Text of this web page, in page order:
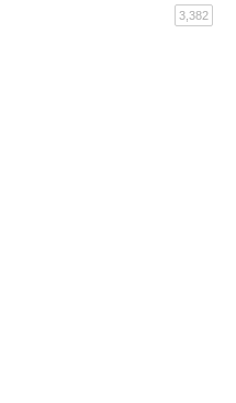
3,382